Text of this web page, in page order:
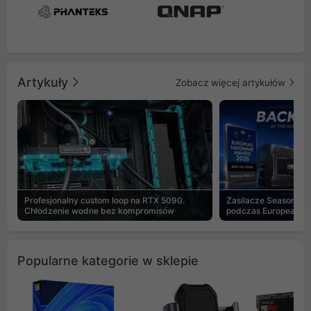
Artykuły Zobacz więcej artykułów
Profesjonalny custom loop na RTX 5090.
Chłodzenie wodne bez kompromisów
Zasilacze Seasonic
podczas European
Popularne kategorie w sklepie